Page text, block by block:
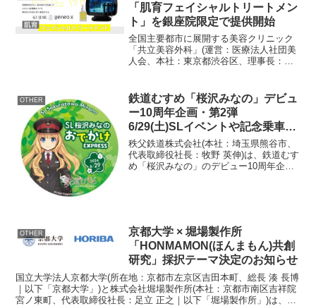
「肌育フェイシャルトリートメン
ト」を銀座院限定で提供開始
全国主要都市に展開する美容クリニック
「共立美容外科」(運営：医療法人社団美
人会、本社：東京都渋谷区、理事長：久
えるGeneoX(ジェネオエックス)を用いた
「肌育フェ...
OTHER
鉄道むすめ「桜沢みなの」デビュ
ー10周年企画・第2弾
6/29(土)SLイベントや記念乗車券
の先行販売も
秩父鉄道株式会社(本社：埼玉県熊谷市、
代表取締役社長：牧野 英伸)は、鉄道むす
め「桜沢みなの」のデビュー10周年企画
OTHER
京都大学 × 堀場製作所
「HONMAMON(ほんまもん)共創
研究」採択テーマ決定のお知らせ
国立大学法人京都大学(所在地：京都市左京区吉田本町、総長 湊 長博
｜以下「京都大学」)と株式会社堀場製作所(本社：京都市南区吉祥院
宮ノ東町、代表取締役社長：足立 正之｜以下「堀場製作所」)は、包